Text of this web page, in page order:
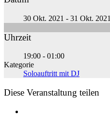
30 Okt. 2021 - 31 Okt. 2021
Uhrzeit
19:00 - 01:00
Kategorie
Soloauftritt mit DJ
Diese Veranstaltung teilen